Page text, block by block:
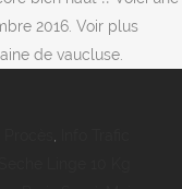
2016. Voir plus
de vaucluse.